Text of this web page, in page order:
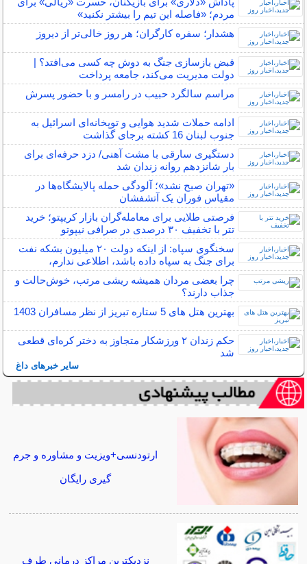
مردم؛ «فاصله این تیم را بیشتر نکنید»
هشدار؛ سفره کارگران؛ هر روز خالی‌تر از دیروز
قبض بازسازی جنگ به دوش چه کسی می‌افتد؟ |
دولت مدیریت می‌کند، جامعه پرداخت
مراسم سالگرد حبیب در رامسر و با حضور پسرش
ادامه حملات شدید هوایی و توپخانه‌ای اسرائیل به
جنوب لبنان 16 کشته برجای گذاشت
دستگیری سارقی با مشت آهنی/ دزد حرفه‌ای برای
بار شانزدهم روانه زندان شد
«تهران صبح نشد»؛ آلودگی حمله پالایشگاه‌ها در
مقیاس فوران یک آتشفشان
فرصتی طلایی برای معامله‌گران بازار کریپتو؛ خرید
تتر با تخفیف ۳۰ درصدی در صرافی نیپوتو
سخنگوی سپاه: از اینکه دولت ۲۰ میلیون بشکه نفت
برای جنگ به سپاه داده باشد، اطلاعی ندارم،
چرا بعضی مردان همیشه ریشی مرتب، خوش‌حالت و
جذاب دارند؟
بهترین هتل های 5 ستاره تبریز از نظر مسافران 1403
حکم زندان ۲ ورزشکار متجاوز به دختر کره‌ای قطعی
شد
سایر خبرهای داغ
ارتودنسی+ویزیت و مشاوره و جرم
گیری رایگان
نزدیکترین مراکز درمانی طرف